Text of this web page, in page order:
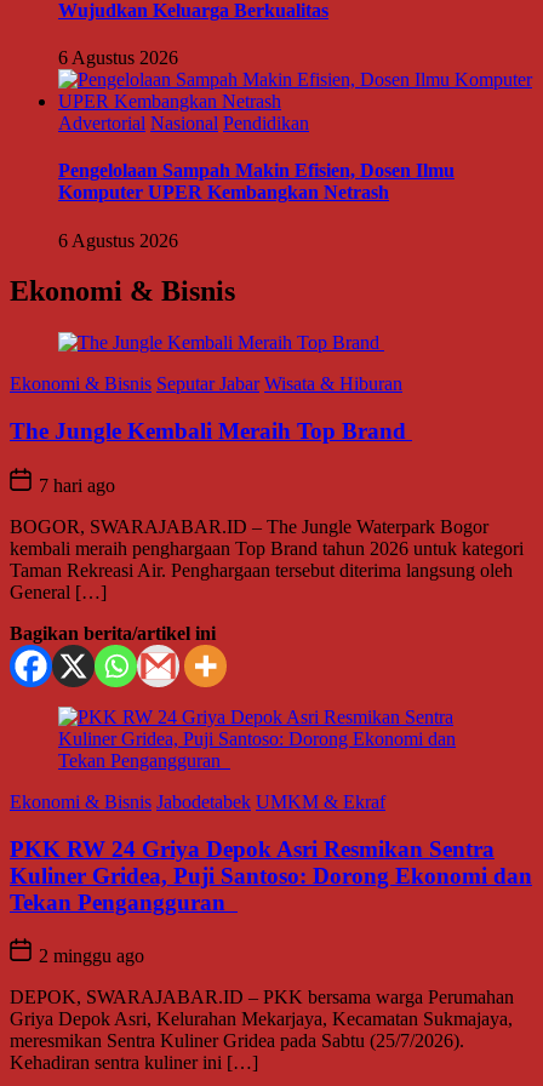
Wujudkan Keluarga Berkualitas
6 Agustus 2026
Advertorial Nasional Pendidikan
Pengelolaan Sampah Makin Efisien, Dosen Ilmu
Komputer UPER Kembangkan Netrash
6 Agustus 2026
Ekonomi & Bisnis
Ekonomi & Bisnis Seputar Jabar Wisata & Hiburan
The Jungle Kembali Meraih Top Brand
7 hari ago
BOGOR, SWARAJABAR.ID – The Jungle Waterpark Bogor
kembali meraih penghargaan Top Brand tahun 2026 untuk kategori
Taman Rekreasi Air. Penghargaan tersebut diterima langsung oleh
General […]
Bagikan berita/artikel ini
Ekonomi & Bisnis Jabodetabek UMKM & Ekraf
PKK RW 24 Griya Depok Asri Resmikan Sentra
Kuliner Gridea, Puji Santoso: Dorong Ekonomi dan
Tekan Pengangguran
2 minggu ago
DEPOK, SWARAJABAR.ID – PKK bersama warga Perumahan
Griya Depok Asri, Kelurahan Mekarjaya, Kecamatan Sukmajaya,
meresmikan Sentra Kuliner Gridea pada Sabtu (25/7/2026).
Kehadiran sentra kuliner ini […]